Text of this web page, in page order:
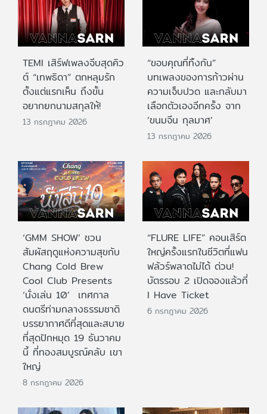
TEMI เสิร์ฟเพลงจีบสุดคิว
ต์ “เทพธิดา” ตกหลุมรัก
ตั้งแต่แรกเห็น ถึงขั้น
อยากยกนามสกุลให้!
13 กรกฎาคม 2026
“ขอบคุณที่ทิ้งกัน”
บทเพลงของการก้าวผ่าน
ความเจ็บปวด และกลับมา
เลือกตัวเองอีกครั้ง จาก
‘ขนมจีน กุลมาศ’
13 กรกฎาคม 2026
‘GMM SHOW’ ชวน
สัมผัสฤดูแห่งความสุขกับ
Chang Cold Brew
Cool Club Presents
‘นั่งเล่น 10’ เทศกาล
ดนตรีท่ามกลางธรรมชาติ
บรรยากาศดีที่สุดและสบาย
ที่สุดปักหมุด 19 ธันวาคม
นี้ ที่ทองสมบูรณ์คลับ เขา
ใหญ่
8 กรกฎาคม 2026
“FLURE LIFE” คอนเสิร์ต
ใหญ่ครั้งแรกในชีวิตที่แฟน
ฟลัวร์พลาดไม่ได้ ด่วน!
บัตรรอบ 2 เปิดจองแล้วที่
I Have Ticket
6 กรกฎาคม 2026